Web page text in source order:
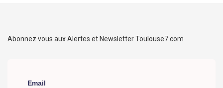
Abonnez vous aux Alertes et Newsletter Toulouse7.com
Email